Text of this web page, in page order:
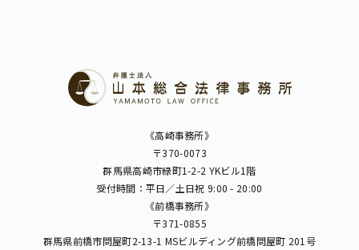
《高崎事務所》
〒370-0073
群馬県高崎市緑町1-2-2 YKビル1階
受付時間：平日／土日祝 9:00 - 20:00
《前橋事務所》
〒371-0855
群馬県前橋市問屋町2-13-1 MSビルディング前橋問屋町 201号